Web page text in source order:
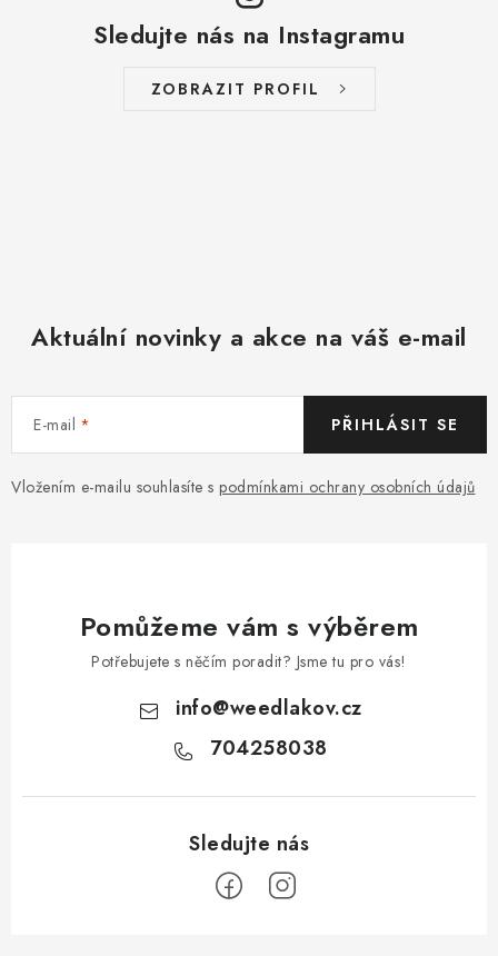
Sledujte nás na Instagramu
ZOBRAZIT PROFIL
Aktuální novinky a akce na váš e-mail
E-mail
Vložením e-mailu souhlasíte s podmínkami ochrany osobních údajů
PŘIHLÁSIT SE
Pomůžeme vám s výběrem
Potřebujete s něčím poradit? Jsme tu pro vás!
info@weedlakov.cz
704258038